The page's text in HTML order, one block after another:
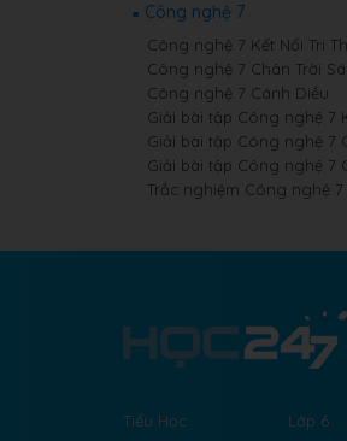
Công nghệ 7
Công nghệ 7 Kết Nối Tri
Công nghệ 7 Chân Trời
Công nghệ 7 Cánh Diều
Giải bài tập Công nghệ 7
Giải bài tập Công nghệ 7
Giải bài tập Công nghệ 7
Trắc nghiệm Công nghệ 7
Tiểu Học Lớp 6